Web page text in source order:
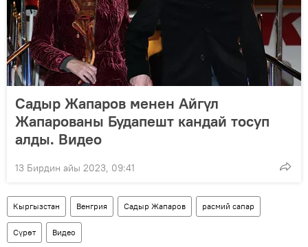
Садыр Жапаров менен Айгүл
Жапарованы Будапешт кандай тосуп
алды. Видео
13 Бирдин айы 2023, 09:41
Кыргызстан Венгрия Садыр Жапаров расмий сапар
Сүрөт Видео